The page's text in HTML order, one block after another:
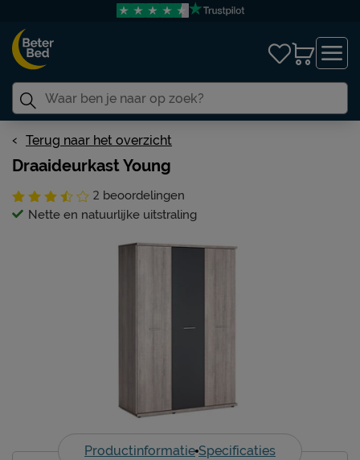
Terug naar het overzicht
Draaideurkast Young
2 beoordelingen
Nette en natuurlijke uitstraling
Productinformatie Specificaties